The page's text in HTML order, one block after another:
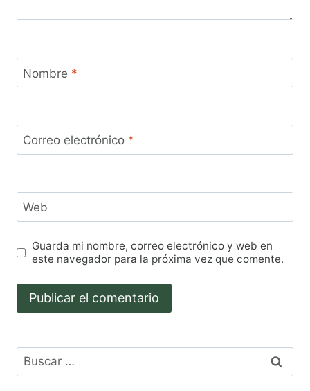
Nombre *
Correo electrónico *
Web
Guarda mi nombre, correo electrónico y web en
este navegador para la próxima vez que comente.
Buscar: